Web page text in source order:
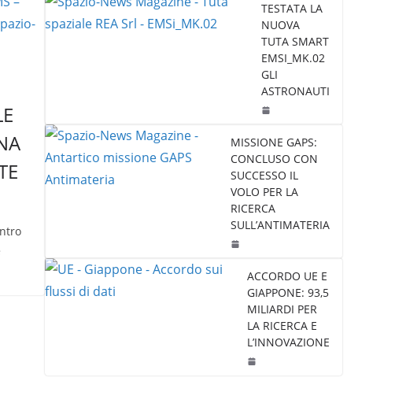
TESTATA LA
NUOVA
TUTA SMART
EMSI_MK.02
GLI
ASTRONAUTI
MISSIONE GAPS:
CONCLUSO CON
SUCCESSO IL
VOLO PER LA
RICERCA
SULL’ANTIMATERIA
ACCORDO UE E
GIAPPONE: 93,5
MILIARDI PER
LA RICERCA E
L’INNOVAZIONE